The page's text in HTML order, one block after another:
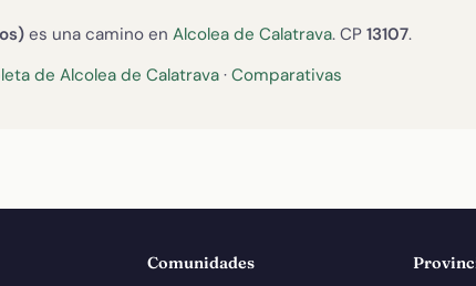
es una camino en Alcolea de Calatrava. CP 13107.
de Alcolea de Calatrava · Comparativas
Comunidades